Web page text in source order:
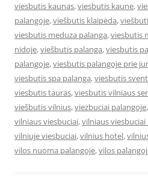
viesbutis kaunas,viesbutis kaune,
palangoje,viešbutis klaipėda,
viesbutis meduza palanga,viesbutis
nidoje,viešbutis palanga,viesbutis
palangoje,viesbutis palangoje prie
viesbutis spa palanga,viesbutis
viesbutis tauras,viesbutis vilniaus
viešbutis vilnius,viezbuciai palangoje,
vilniaus viesbuciai,vilniaus viesbuciai
vilniuje viesbuciai,vilnius hotel,
vilos nuoma palangoje,vilos